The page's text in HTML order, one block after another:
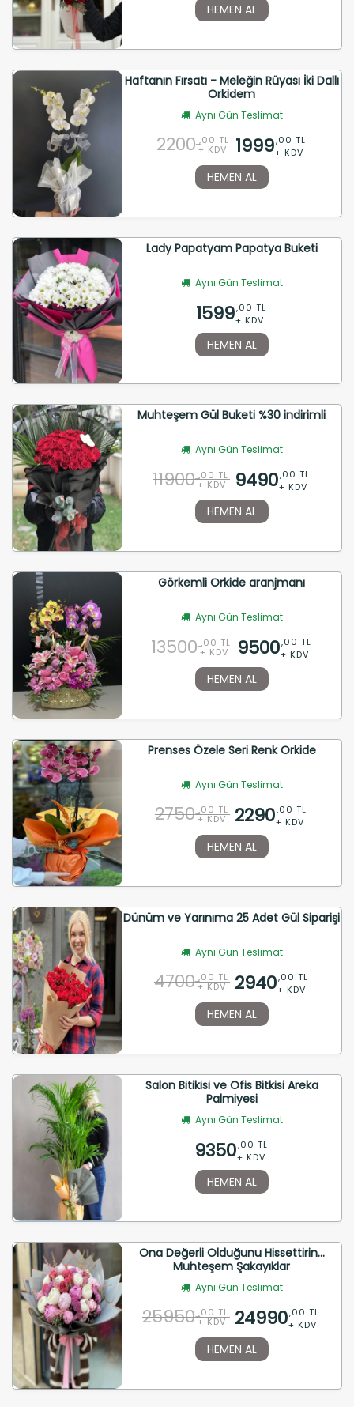
HEMEN AL
Haftanın Fırsatı - Meleğin Rüyası İki Dallı
Orkidem
Aynı Gün Teslimat
2200 ,00 TL
+ KDV 1999,00 TL
+ KDV
HEMEN AL
Lady Papatyam Papatya Buketi
Aynı Gün Teslimat
1599,00 TL
+ KDV
HEMEN AL
Muhteşem Gül Buketi %30 indirimli
Aynı Gün Teslimat
11900 ,00 TL
+ KDV 9490,00 TL
+ KDV
HEMEN AL
Görkemli Orkide aranjmanı
Aynı Gün Teslimat
13500 ,00 TL
+ KDV 9500,00 TL
+ KDV
HEMEN AL
Prenses Özele Seri Renk Orkide
Aynı Gün Teslimat
2750 ,00 TL
+ KDV 2290,00 TL
+ KDV
HEMEN AL
Dünüm ve Yarınıma 25 Adet Gül Siparişi
Aynı Gün Teslimat
4700 ,00 TL
+ KDV 2940,00 TL
+ KDV
HEMEN AL
Salon Bitikisi ve Ofis Bitkisi Areka
Palmiyesi
Aynı Gün Teslimat
9350,00 TL
+ KDV
HEMEN AL
Ona Değerli Olduğunu Hissettirin...
Muhteşem Şakayıklar
Aynı Gün Teslimat
25950 ,00 TL
+ KDV 24990,00 TL
+ KDV
HEMEN AL